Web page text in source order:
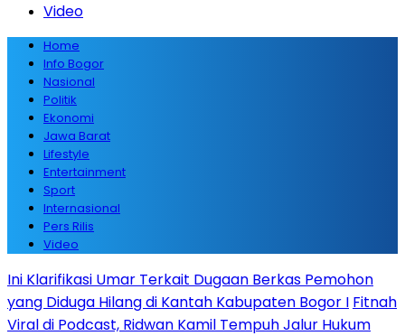
Video
Home
Info Bogor
Nasional
Politik
Ekonomi
Jawa Barat
Lifestyle
Entertainment
Sport
Internasional
Pers Rilis
Video
Ini Klarifikasi Umar Terkait Dugaan Berkas Pemohon
yang Diduga Hilang di Kantah Kabupaten Bogor I Fitnah
Viral di Podcast, Ridwan Kamil Tempuh Jalur Hukum